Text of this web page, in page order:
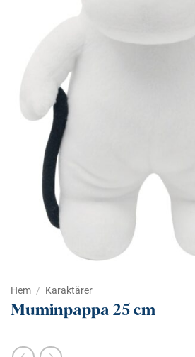
Hem / Karaktärer
Muminpappa 25 cm